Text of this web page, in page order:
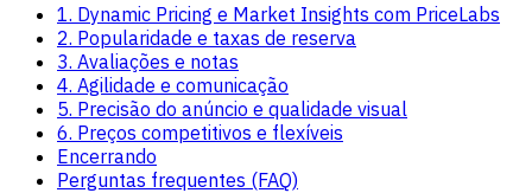
1. Dynamic Pricing e Market Insights com PriceLabs
2. Popularidade e taxas de reserva
3. Avaliações e notas
4. Agilidade e comunicação
5. Precisão do anúncio e qualidade visual
6. Preços competitivos e flexíveis
Encerrando
Perguntas frequentes (FAQ)